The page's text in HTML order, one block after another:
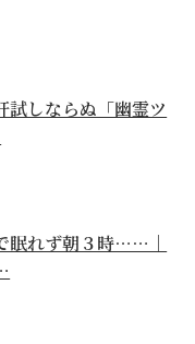
試しならぬ「幽霊ツ
眠れず朝３時……｜